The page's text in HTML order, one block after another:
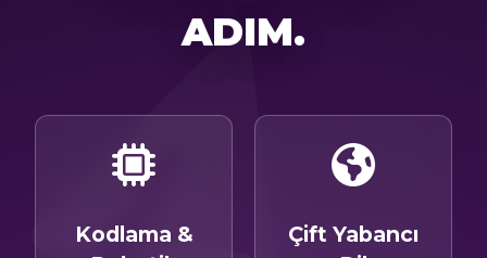
ADIM.
Kodlama &
Çift Yabancı